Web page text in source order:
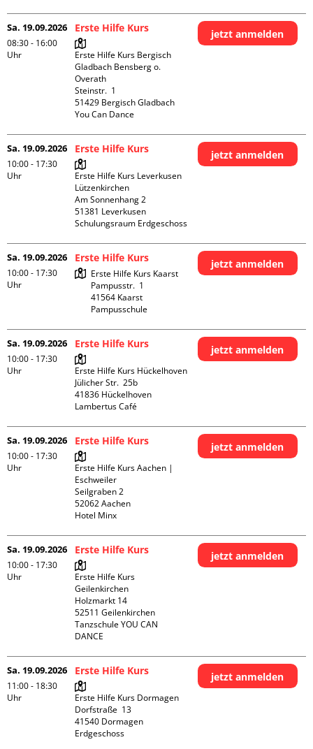
Sa. 19.09.2026
08:30 - 16:00
Uhr
Erste Hilfe Kurs
Erste Hilfe Kurs Bergisch
Gladbach Bensberg o.
Overath
Steinstr.  1
51429 Bergisch Gladbach
You Can Dance
jetzt anmelden
Sa. 19.09.2026
10:00 - 17:30
Uhr
Erste Hilfe Kurs
Erste Hilfe Kurs Leverkusen
Lützenkirchen
Am Sonnenhang 2
51381 Leverkusen
Schulungsraum Erdgeschoss
jetzt anmelden
Sa. 19.09.2026
10:00 - 17:30
Uhr
Erste Hilfe Kurs
Erste Hilfe Kurs Kaarst
Pampusstr.  1
41564 Kaarst
Pampusschule
jetzt anmelden
Sa. 19.09.2026
10:00 - 17:30
Uhr
Erste Hilfe Kurs
Erste Hilfe Kurs Hückelhoven
Jülicher Str.  25b
41836 Hückelhoven
Lambertus Café
jetzt anmelden
Sa. 19.09.2026
10:00 - 17:30
Uhr
Erste Hilfe Kurs
Erste Hilfe Kurs Aachen |
Eschweiler
Seilgraben 2
52062 Aachen
Hotel Minx
jetzt anmelden
Sa. 19.09.2026
10:00 - 17:30
Uhr
Erste Hilfe Kurs
Erste Hilfe Kurs
Geilenkirchen
Holzmarkt 14
52511 Geilenkirchen
Tanzschule YOU CAN
DANCE
jetzt anmelden
Sa. 19.09.2026
11:00 - 18:30
Uhr
Erste Hilfe Kurs
Erste Hilfe Kurs Dormagen
Dorfstraße  13
41540 Dormagen
Erdgeschoss
jetzt anmelden